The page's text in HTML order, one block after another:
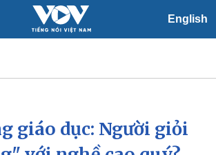
English
Xã hội
Tin 24h
giáo dục: Người giỏi